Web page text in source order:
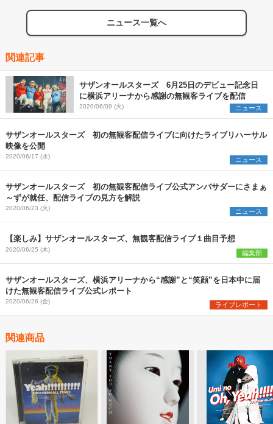
ニュース一覧へ
関連記事
サザンオールスターズ 6月25日のデビュー記念日
に横浜アリーナから感謝の無観客ライブを配信
2020/06/09 (火) ニュース
サザンオールスターズ 初の無観客配信ライブに向けたライブリハーサル
映像を公開
2020/06/17 (水) ニュース
サザンオールスターズ 初の無観客配信ライブ公式アンバサダーにさまぁ
～ずが就任、配信ライブの見方を解説
2020/06/23 (火) ニュース
【楽しみ】サザンオールスターズ、無観客配信ライブ１曲目予想
2020/06/25 (木) 編集部
サザンオールスターズ、横浜アリーナから“感謝”と“笑顔”を日本中に届
けた無観客配信ライブ公式レポート
2020/06/26 (金) ライブレポート
関連商品